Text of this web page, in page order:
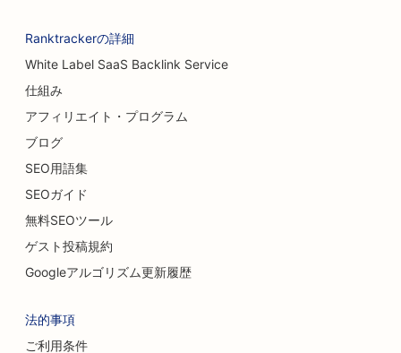
Ranktrackerの詳細
White Label SaaS Backlink Service
仕組み
アフィリエイト・プログラム
ブログ
SEO用語集
SEOガイド
無料SEOツール
ゲスト投稿規約
Googleアルゴリズム更新履歴
法的事項
ご利用条件